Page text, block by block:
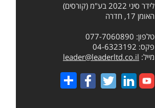
לידר סיני 2022 בע"מ (קורסים)
האומן 17, חדרה
טלפון: 077-7060890
פקס: 04-6323192
מייל: leader@leaderltd.co.il
Share